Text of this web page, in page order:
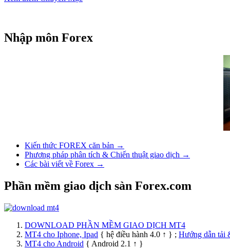
Nhập môn Forex
Kiến thức FOREX căn bản →
Phương pháp phân tích & Chiến thuật giao dịch →
Các bài viết về Forex →
Phần mềm giao dịch sàn Forex.com
DOWNLOAD PHẦN MỀM GIAO DỊCH MT4
MT4 cho Iphone, Ipad { hệ điều hành 4.0 ↑ } ; Hướng dẫn tải
MT4 cho Android { Android 2.1 ↑ }